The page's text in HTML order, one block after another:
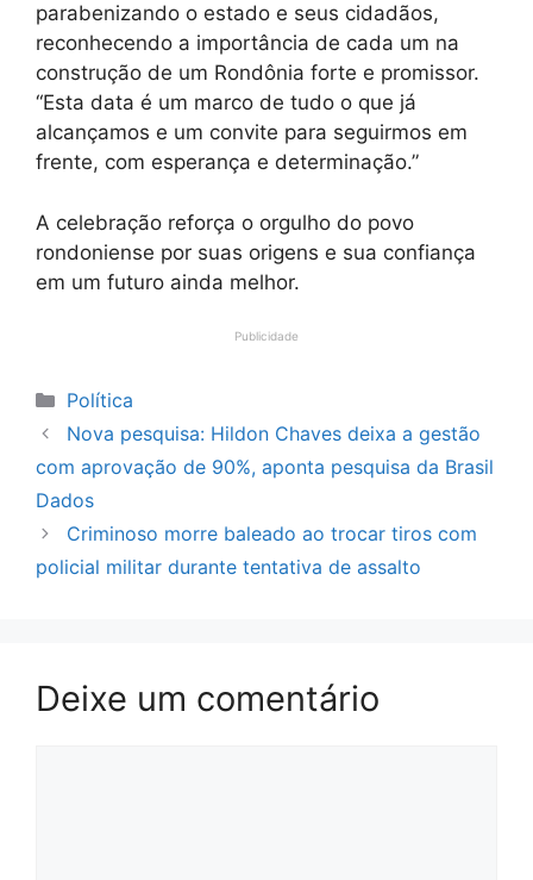
parabenizando o estado e seus cidadãos,
reconhecendo a importância de cada um na
construção de um Rondônia forte e promissor.
“Esta data é um marco de tudo o que já
alcançamos e um convite para seguirmos em
frente, com esperança e determinação.”
A celebração reforça o orgulho do povo
rondoniense por suas origens e sua confiança
em um futuro ainda melhor.
Publicidade
Categorias
Política
Nova pesquisa: Hildon Chaves deixa a gestão
com aprovação de 90%, aponta pesquisa da Brasil
Dados
Criminoso morre baleado ao trocar tiros com
policial militar durante tentativa de assalto
Deixe um comentário